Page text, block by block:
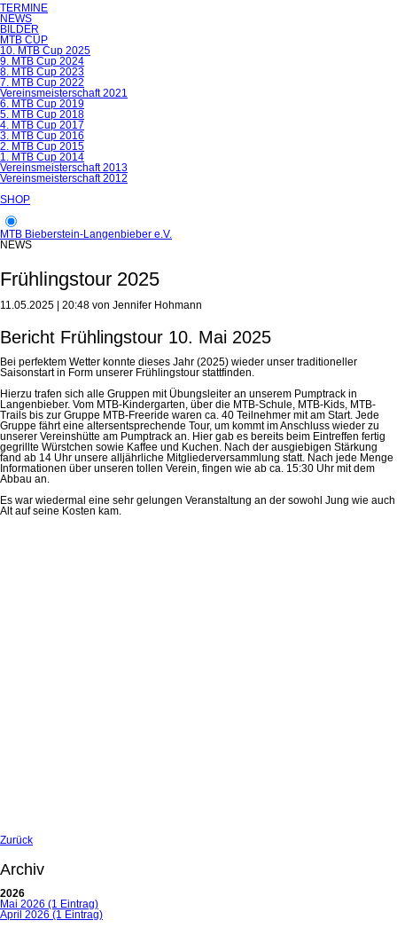
TERMINE
NEWS
BILDER
MTB CUP
10. MTB Cup 2025
9. MTB Cup 2024
8. MTB Cup 2023
7. MTB Cup 2022
Vereinsmeisterschaft 2021
6. MTB Cup 2019
5. MTB Cup 2018
4. MTB Cup 2017
3. MTB Cup 2016
2. MTB Cup 2015
1. MTB Cup 2014
Vereinsmeisterschaft 2013
Vereinsmeisterschaft 2012
SHOP
MTB Bieberstein-Langenbieber e.V.
NEWS
Frühlingstour 2025
11.05.2025 | 20:48 von Jennifer Hohmann
Bericht Frühlingstour 10. Mai 2025
Bei perfektem Wetter konnte dieses Jahr (2025) wieder unser traditioneller
Saisonstart in Form unserer Frühlingstour stattfinden.
Hierzu trafen sich alle Gruppen mit Übungsleiter an unserem Pumptrack in
Langenbieber. Vom MTB-Kindergarten, über die MTB-Schule, MTB-Kids, MTB-
Trails bis zur Gruppe MTB-Freeride waren ca. 40 Teilnehmer mit am Start. Jede
Gruppe fährt eine altersentsprechende Tour, um kommt im Anschluss wieder zu
unserer Vereinshütte am Pumptrack an. Hier gab es bereits beim Eintreffen fertig
gegrillte Würstchen sowie Kaffee und Kuchen. Nach der ausgiebigen Stärkung
fand ab 14 Uhr unsere alljährliche Mitgliederversammlung statt. Nach jede Menge
Informationen über unseren tollen Verein, fingen wie ab ca. 15:30 Uhr mit dem
Abbau an.
Es war wiedermal eine sehr gelungen Veranstaltung an der sowohl Jung wie auch
Alt auf seine Kosten kam.
Zurück
Archiv
2026
Mai 2026 (1 Eintrag)
April 2026 (1 Eintrag)